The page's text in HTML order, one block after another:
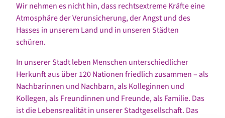
Wir nehmen es nicht hin, dass rechtsextreme Kräfte eine
Atmosphäre der Verunsicherung, der Angst und des
Hasses in unserem Land und in unseren Städten
schüren.
In unserer Stadt leben Menschen unterschiedlicher
Herkunft aus über 120 Nationen friedlich zusammen – als
Nachbarinnen und Nachbarn, als Kolleginnen und
Kollegen, als Freundinnen und Freunde, als Familie. Das
ist die Lebensrealität in unserer Stadtgesellschaft. Das